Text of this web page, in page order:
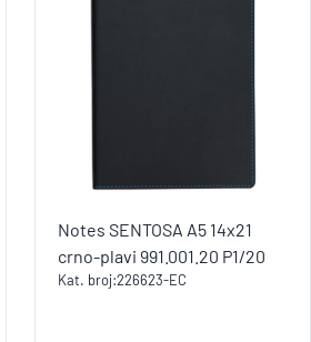
Notes SENTOSA A5 14x21
crno-plavi 991.001.20 P1/20
Kat. broj:226623-EC